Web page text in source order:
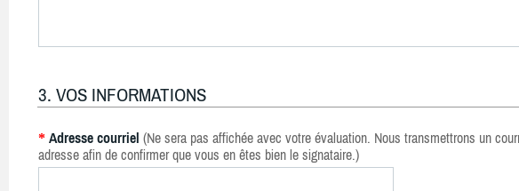
3. VOS INFORMATIONS
* Adresse courriel (Ne sera pas affichée avec votre évaluation. Nous transmettrons un
adresse afin de confirmer que vous en êtes bien le signataire.)